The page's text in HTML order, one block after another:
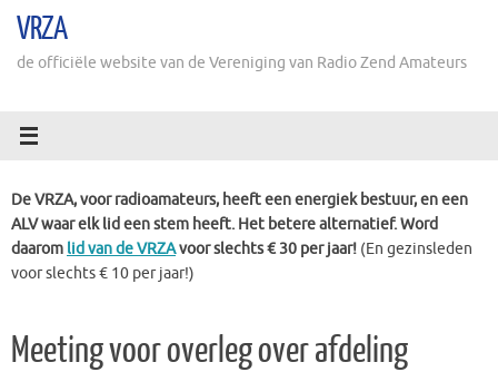
naarVRZA
de officiële website van de Vereniging van Radio Zend Amateurs
De VRZA, voor radioamateurs, heeft een energiek bestuur, en een
ALV waar elk lid een stem heeft. Het betere alternatief. Word
daarom lid van de VRZAvoor slechts € 30 per jaar! (En gezinsleden
voor slechts € 10 per jaar!)
Meeting voor overleg over afdeling